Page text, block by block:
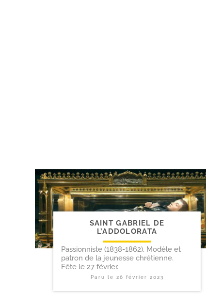
SAINT GABRIEL DE
L’ADDOLORATA
Passionniste (1838-1862). Modèle et
patron de la jeunesse chrétienne.
Fête le 27 février.
Paru le 26 février 2023